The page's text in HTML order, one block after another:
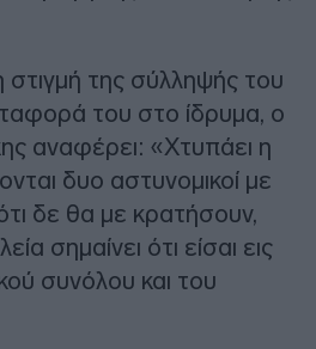
της σύλληψής του
του στο ίδρυμα, ο
αναφέρει: «Χτυπάει η
δυο αστυνομικοί με
δε θα με κρατήσουν,
σημαίνει ότι είσαι εις
συνόλου και του